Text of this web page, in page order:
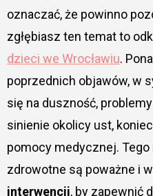
oznaczać, że powinno
zgłębiasz ten temat to
dzieci we Wrocławiu.
poprzednich objawów, w
się na duszność,
sinienie okolicy ust,
pomocy medycznej.
zdrowotne są poważne i
interwencji, by zapewnić